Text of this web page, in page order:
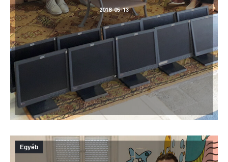
2018-05-13
Egyéb